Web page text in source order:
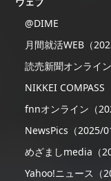
@DIME
月間就活WEB（
読売新聞オンライ
NIKKEI COMPASS
fnnオンライン（
NewsPics（2025/
めざましmedia（
Yahoo!ニュース（